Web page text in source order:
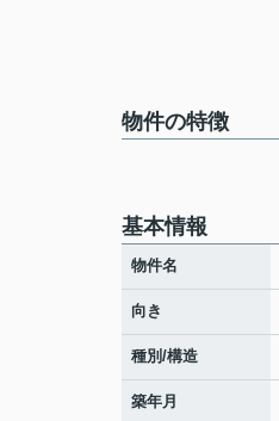
物件の特徴
基本情報
物件名
向き
種別/構造
築年月